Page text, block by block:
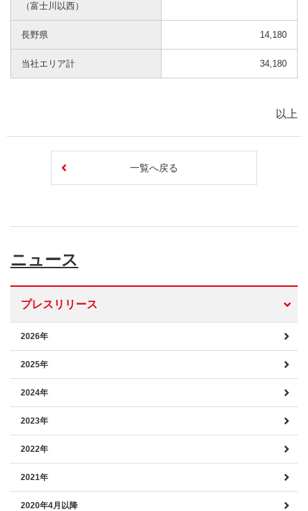
（富士川以西）
長野県 14,180
当社エリア計 34,180
以上
一覧へ戻る
ニュース
プレスリリース
2026年
2025年
2024年
2023年
2022年
2021年
2020年4月以降